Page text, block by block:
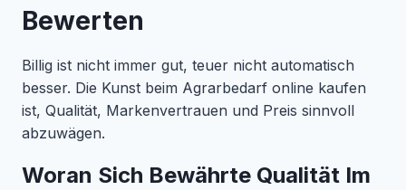
Bewerten
Billig ist nicht immer gut, teuer nicht automatisch
besser. Die Kunst beim Agrarbedarf online kaufen
ist, Qualität, Markenvertrauen und Preis sinnvoll
abzuwägen.
Woran Sich Bewährte Qualität Im